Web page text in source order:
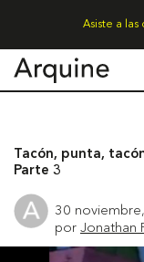
Asiste a las
Tacón, punta,
Parte 3
30
por Jonathan